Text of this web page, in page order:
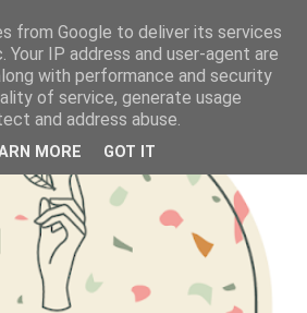
from Google to deliver its services
Your IP address and user-agent are
with performance and security
of service, generate usage
and address abuse.
MORE GOT IT